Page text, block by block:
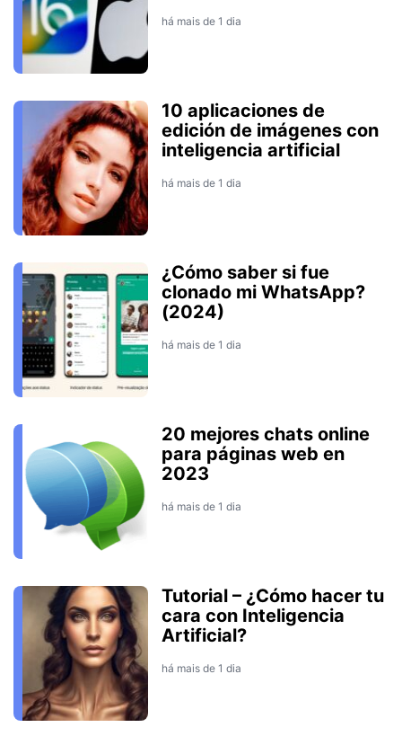
há mais de 1 dia
10 aplicaciones de
edición de imágenes con
inteligencia artificial
há mais de 1 dia
¿Cómo saber si fue
clonado mi WhatsApp?
(2024)
há mais de 1 dia
20 mejores chats online
para páginas web en
2023
há mais de 1 dia
Tutorial – ¿Cómo hacer tu
cara con Inteligencia
Artificial?
há mais de 1 dia